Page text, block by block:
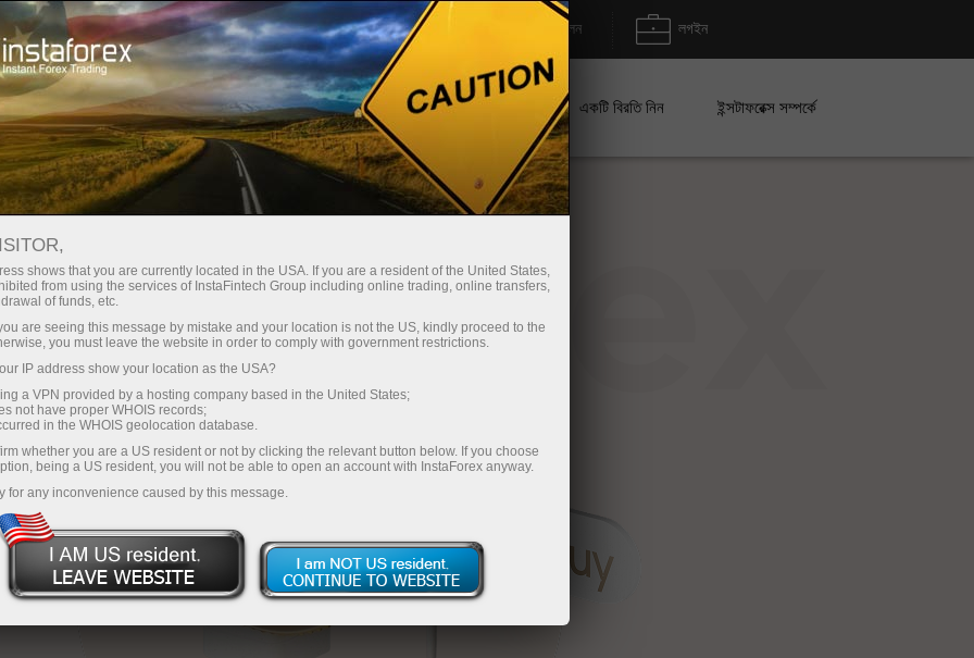
তাৎক্ষণিক অ্যাকাউন্ট খোলা ট্রেডিং প্ল্যাটফর্ম জমা/উত্তোলন লগইন
বিনিয়োগকারীদের জন্য অংশীদারদের জন্য ক্যাম্পেইন একটি বিরতি নিন ইন্সটাফরেক্স সম্পর্কে
shows that you are currently located in the USA. If you are a resident of the United States,
from using the services of InstaFintech Group including online trading, online transfers,
of funds, etc.
are seeing this message by mistake and your location is not the US, kindly proceed to the
you must leave the website in order to comply with government restrictions.
IP address show your location as the USA?
a VPN provided by a hosting company based in the United States;
not have proper WHOIS records;
in the WHOIS geolocation database.
whether you are a US resident or not by clicking the relevant button below. If you choose
being a US resident, you will not be able to open an account with InstaForex anyway.
for any inconvenience caused by this message.